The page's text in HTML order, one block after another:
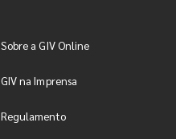
Sobre a GIV Online
GIV na Imprensa
Regulamento